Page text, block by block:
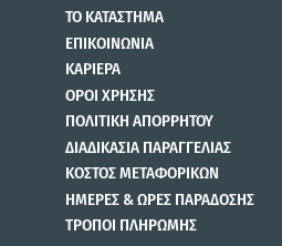
ΤΟ ΚΑΤΑΣΤΗΜΑ
ΕΠΙΚΟΙΝΩΝΙΑ
ΚΑΡΙΕΡΑ
ΟΡΟΙ ΧΡΗΣΗΣ
ΠΟΛΙΤΙΚΗ ΑΠΟΡΡΗΤΟΥ
ΔΙΑΔΙΚΑΣΙΑ ΠΑΡΑΓΓΕΛΙΑΣ
ΚΟΣΤΟΣ ΜΕΤΑΦΟΡΙΚΩΝ
ΗΜΕΡΕΣ & ΩΡΕΣ ΠΑΡΑΔΟΣΗΣ
ΤΡΟΠΟΙ ΠΛΗΡΩΜΗΣ